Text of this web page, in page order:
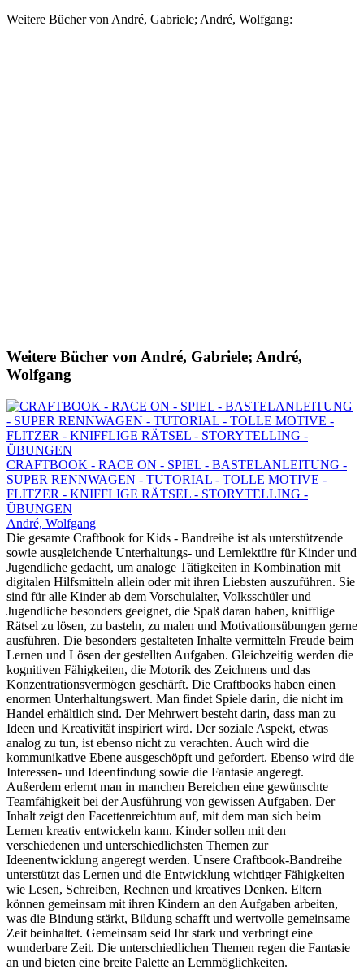
Weitere Bücher von André, Gabriele; André, Wolfgang:
Weitere Bücher von André, Gabriele; André,
Wolfgang
CRAFTBOOK - RACE ON - SPIEL - BASTELANLEITUNG -
SUPER RENNWAGEN - TUTORIAL - TOLLE MOTIVE -
FLITZER - KNIFFLIGE RÄTSEL - STORYTELLING -
ÜBUNGEN
André, Wolfgang
Die gesamte Craftbook for Kids - Bandreihe ist als unterstützende
sowie ausgleichende Unterhaltungs- und Lernlektüre für Kinder und
Jugendliche gedacht, um analoge Tätigkeiten in Kombination mit
digitalen Hilfsmitteln allein oder mit ihren Liebsten auszuführen. Sie
sind für alle Kinder ab dem Vorschulalter, Volksschüler und
Jugendliche besonders geeignet, die Spaß daran haben, knifflige
Rätsel zu lösen, zu basteln, zu malen und Motivationsübungen gerne
ausführen. Die besonders gestalteten Inhalte vermitteln Freude beim
Lernen und Lösen der gestellten Aufgaben. Gleichzeitig werden die
kognitiven Fähigkeiten, die Motorik des Zeichnens und das
Konzentrationsvermögen geschärft. Die Craftbooks haben einen
enormen Unterhaltungswert. Man findet Spiele darin, die nicht im
Handel erhältlich sind. Der Mehrwert besteht darin, dass man zu
Ideen und Kreativität inspiriert wird. Der soziale Aspekt, etwas
analog zu tun, ist ebenso nicht zu verachten. Auch wird die
kommunikative Ebene ausgeschöpft und gefordert. Ebenso wird die
Interessen- und Ideenfindung sowie die Fantasie angeregt.
Außerdem erlernt man in manchen Bereichen eine gewünschte
Teamfähigkeit bei der Ausführung von gewissen Aufgaben. Der
Inhalt zeigt den Facettenreichtum auf, mit dem man sich beim
Lernen kreativ entwickeln kann. Kinder sollen mit den
verschiedenen und unterschiedlichsten Themen zur
Ideenentwicklung angeregt werden. Unsere Craftbook-Bandreihe
unterstützt das Lernen und die Entwicklung wichtiger Fähigkeiten
wie Lesen, Schreiben, Rechnen und kreatives Denken. Eltern
können gemeinsam mit ihren Kindern an den Aufgaben arbeiten,
was die Bindung stärkt, Bildung schafft und wertvolle gemeinsame
Zeit beinhaltet. Gemeinsam seid Ihr stark und verbringt eine
wunderbare Zeit. Die unterschiedlichen Themen regen die Fantasie
an und bieten eine breite Palette an Lernmöglichkeiten.